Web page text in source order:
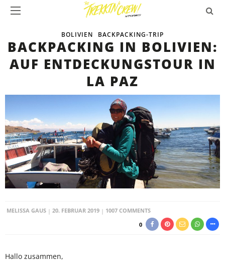
BOLIVIEN BACKPACKING-TRIP
BACKPACKING IN BOLIVIEN:
AUF ENTDECKUNGSTOUR IN
LA PAZ
MELISSA GAUS 20. FEBRUAR 2019
1007 COMMENTS
0
Hallo zusammen,